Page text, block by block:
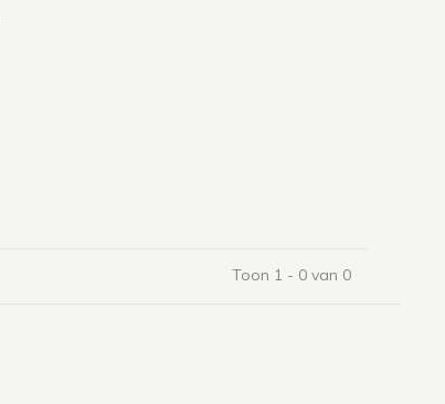
Toon 1 - 0 van 0